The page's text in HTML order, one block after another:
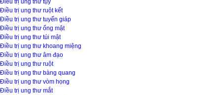
Điều trị ung thư tụy
Điều trị ung thư ruột kết
Điều trị ung thư tuyến giáp
Điều trị ung thư ống mật
Điều trị ung thư túi mật
Điều trị ung thư khoang miệng
Điều trị ung thư âm đạo
Điều trị ung thư ruột
Điều trị ung thư bàng quang
Điều trị ung thư vòm họng
Điều trị ung thư mắt